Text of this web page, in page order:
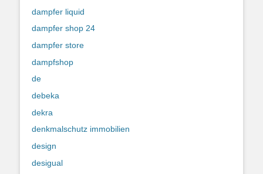
dampfer liquid
dampfer shop 24
dampfer store
dampfshop
de
debeka
dekra
denkmalschutz immobilien
design
desigual